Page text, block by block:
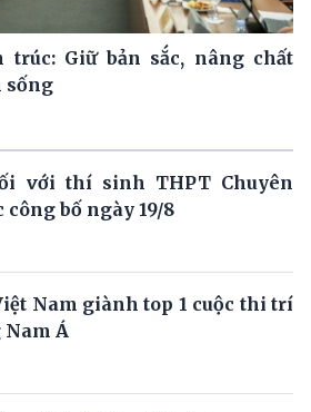
trúc: Giữ bản sắc, nâng chất
sống
với thí sinh THPT Chuyên
công bố ngày 19/8
Nam giành top 1 cuộc thi trí
Á